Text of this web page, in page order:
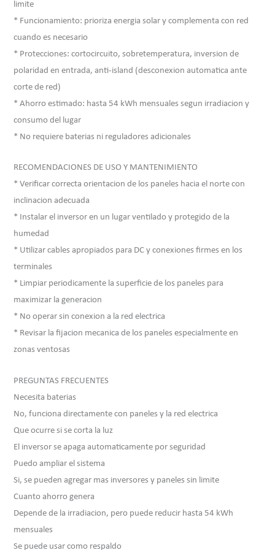
limite
* Funcionamiento: prioriza energia solar y complementa con red
cuando es necesario
* Protecciones: cortocircuito, sobretemperatura, inversion de
polaridad en entrada, anti-island (desconexion automatica ante
corte de red)
* Ahorro estimado: hasta 54 kWh mensuales segun irradiacion y
consumo del lugar
* No requiere baterias ni reguladores adicionales
RECOMENDACIONES DE USO Y MANTENIMIENTO
* Verificar correcta orientacion de los paneles hacia el norte con
inclinacion adecuada
* Instalar el inversor en un lugar ventilado y protegido de la
humedad
* Utilizar cables apropiados para DC y conexiones firmes en los
terminales
* Limpiar periodicamente la superficie de los paneles para
maximizar la generacion
* No operar sin conexion a la red electrica
* Revisar la fijacion mecanica de los paneles especialmente en
zonas ventosas
PREGUNTAS FRECUENTES
Necesita baterias
No, funciona directamente con paneles y la red electrica
Que ocurre si se corta la luz
El inversor se apaga automaticamente por seguridad
Puedo ampliar el sistema
Si, se pueden agregar mas inversores y paneles sin limite
Cuanto ahorro genera
Depende de la irradiacion, pero puede reducir hasta 54 kWh
mensuales
Se puede usar como respaldo